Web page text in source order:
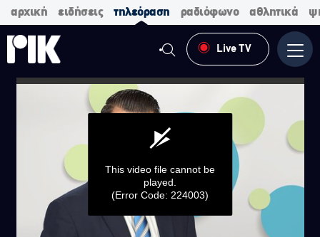
αρχική ειδήσεις τηλεόραση ραδιόφωνο αθλητικά
Live TV
This video file cannot be
played.
(Error Code: 224003)